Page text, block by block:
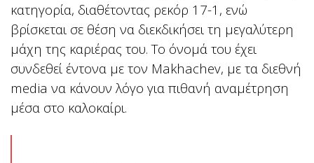
κατηγορία, διαθέτοντας ρεκόρ 17-1, ενώ
βρίσκεται σε θέση να διεκδικήσει τη μεγαλύτερη
μάχη της καριέρας του. Το όνομά του έχει
συνδεθεί έντονα με τον Makhachev, με τα διεθνή
media να κάνουν λόγο για πιθανή αναμέτρηση
μέσα στο καλοκαίρι.